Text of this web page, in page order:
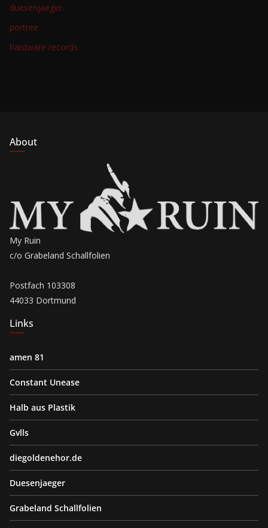
duesenjaeger.
portree.
hardware records.
About
My Ruin
c/o Grabeland Schallfolien
Postfach 103308
44033 Dortmund
Links
amen 81
Constant Unease
Halb aus Plastik
Gvlls
diegoldenehor.de
Duesenjaeger
Grabeland Schallfolien